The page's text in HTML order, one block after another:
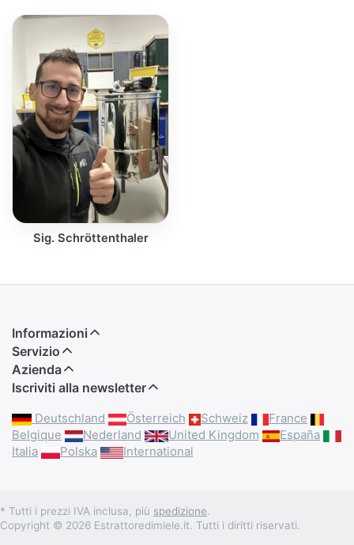
Sig. Schröttenthaler
Informazioni
Servizio
Azienda
Iscriviti alla newsletter
Deutschland Österreich Schweiz
France
Belgique
Nederland United Kingdom
España
Italia
Polska International
* Tutti i prezzi IVA inclusa, più spedizione.
Copyright © 2026 Estrattoredimiele.it. Tutti i diritti riservati.